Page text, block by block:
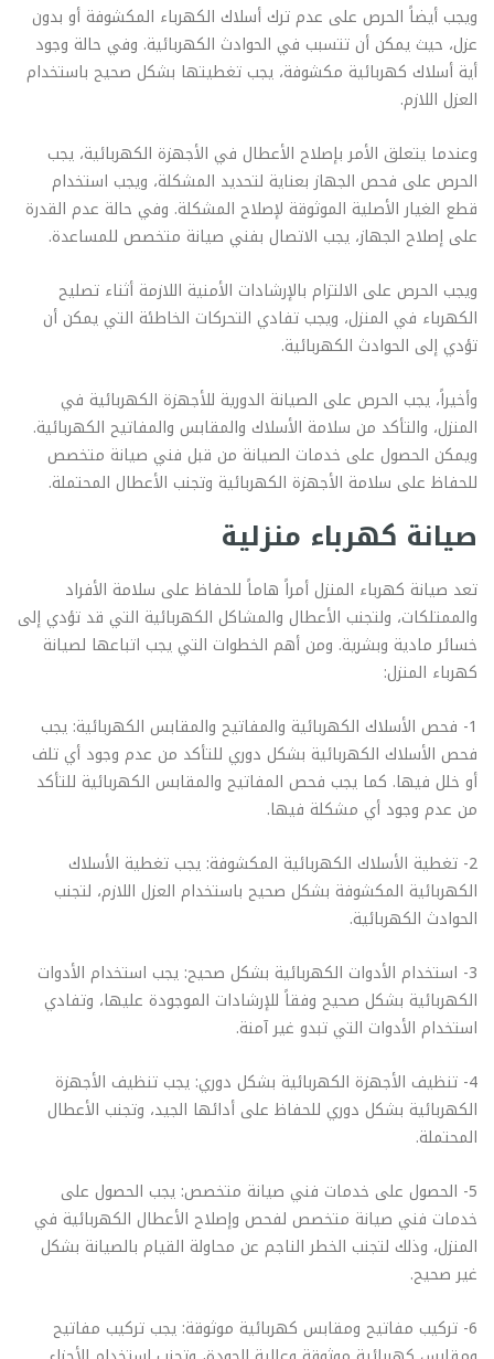
ويجب أيضاً الحرص على عدم ترك أسلاك الكهرباء المكشوفة أو بدون
عزل، حيث يمكن أن تتسبب في الحوادث الكهربائية. وفي حالة وجود
أية أسلاك كهربائية مكشوفة، يجب تغطيتها بشكل صحيح باستخدام
العزل اللازم.
وعندما يتعلق الأمر بإصلاح الأعطال في الأجهزة الكهربائية، يجب
الحرص على فحص الجهاز بعناية لتحديد المشكلة، ويجب استخدام
قطع الغيار الأصلية الموثوقة لإصلاح المشكلة. وفي حالة عدم القدرة
على إصلاح الجهاز، يجب الاتصال بفني صيانة متخصص للمساعدة.
ويجب الحرص على الالتزام بالإرشادات الأمنية اللازمة أثناء تصليح
الكهرباء في المنزل، ويجب تفادي التحركات الخاطئة التي يمكن أن
تؤدي إلى الحوادث الكهربائية.
وأخيراً، يجب الحرص على الصيانة الدورية للأجهزة الكهربائية في
المنزل، والتأكد من سلامة الأسلاك والمقابس والمفاتيح الكهربائية.
ويمكن الحصول على خدمات الصيانة من قبل فني صيانة متخصص
للحفاظ على سلامة الأجهزة الكهربائية وتجنب الأعطال المحتملة.
صيانة كهرباء منزلية
تعد صيانة كهرباء المنزل أمراً هاماً للحفاظ على سلامة الأفراد
والممتلكات، ولتجنب الأعطال والمشاكل الكهربائية التي قد تؤدي إلى
خسائر مادية وبشرية. ومن أهم الخطوات التي يجب اتباعها لصيانة
كهرباء المنزل:
1- فحص الأسلاك الكهربائية والمفاتيح والمقابس الكهربائية: يجب
فحص الأسلاك الكهربائية بشكل دوري للتأكد من عدم وجود أي تلف
أو خلل فيها. كما يجب فحص المفاتيح والمقابس الكهربائية للتأكد
من عدم وجود أي مشكلة فيها.
2- تغطية الأسلاك الكهربائية المكشوفة: يجب تغطية الأسلاك
الكهربائية المكشوفة بشكل صحيح باستخدام العزل اللازم، لتجنب
الحوادث الكهربائية.
3- استخدام الأدوات الكهربائية بشكل صحيح: يجب استخدام الأدوات
الكهربائية بشكل صحيح وفقاً للإرشادات الموجودة عليها، وتفادي
استخدام الأدوات التي تبدو غير آمنة.
4- تنظيف الأجهزة الكهربائية بشكل دوري: يجب تنظيف الأجهزة
الكهربائية بشكل دوري للحفاظ على أدائها الجيد، وتجنب الأعطال
المحتملة.
5- الحصول على خدمات فني صيانة متخصص: يجب الحصول على
خدمات فني صيانة متخصص لفحص وإصلاح الأعطال الكهربائية في
المنزل، وذلك لتجنب الخطر الناجم عن محاولة القيام بالصيانة بشكل
غير صحيح.
6- تركيب مفاتيح ومقابس كهربائية موثوقة: يجب تركيب مفاتيح